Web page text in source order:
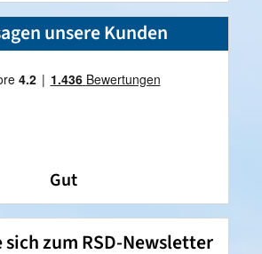
unsere Kunden
Gut
sich zum RSD-Newsletter